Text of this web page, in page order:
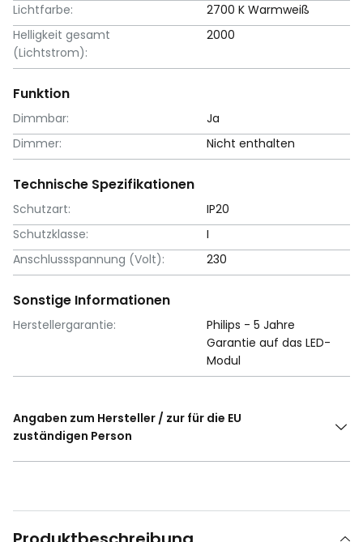
Lichtfarbe:
2700 K Warmweiß
Helligkeit gesamt
(Lichtstrom):
2000
Funktion
Dimmbar:
Ja
Dimmer:
Nicht enthalten
Technische Spezifikationen
Schutzart:
IP20
Schutzklasse:
I
Anschlussspannung (Volt):
230
Sonstige Informationen
Herstellergarantie:
Philips - 5 Jahre
Garantie auf das LED-
Modul
Angaben zum Hersteller / zur für die EU
zuständigen Person